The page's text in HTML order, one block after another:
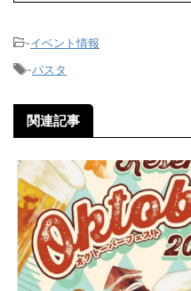
-イベント情報
-パスタ
関連記事